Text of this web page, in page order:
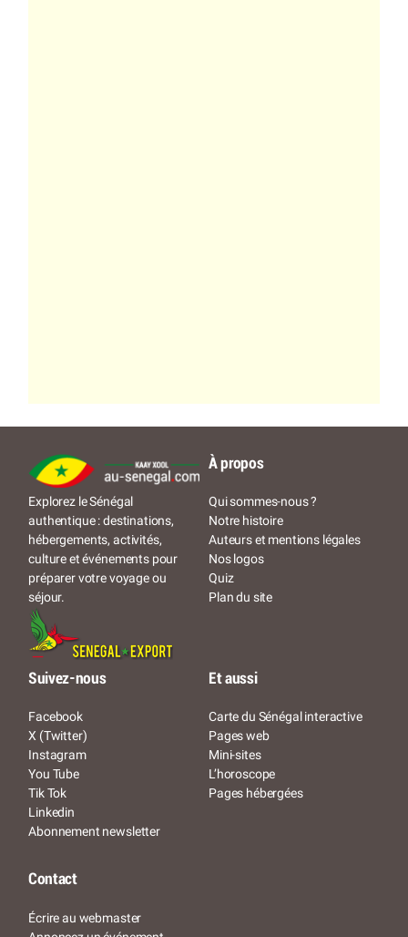
Explorez le Sénégal
authentique : destinations,
hébergements, activités,
culture et événements pour
préparer votre voyage ou
séjour.
À propos
Qui sommes-nous ?
Notre histoire
Auteurs et mentions légales
Nos logos
Quiz
Plan du site
Suivez-nous
Facebook
X (Twitter)
Instagram
You Tube
Tik Tok
Linkedin
Abonnement newsletter
Et aussi
Carte du Sénégal interactive
Pages web
Mini-sites
L’horoscope
Pages hébergées
Contact
Écrire au webmaster